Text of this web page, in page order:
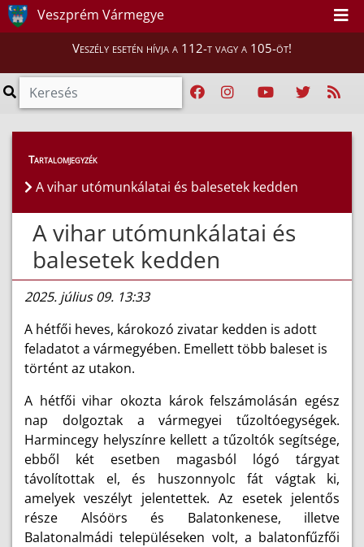
Veszprém Vármegye
Veszély esetén hívja a 112-t vagy a 105-öt!
Híreink > Hírek
Tartalomjegyzék
A vihar utómunkálatai és balesetek kedden
A vihar utómunkálatai és
balesetek kedden
2025. július 09. 13:33
A hétfői heves, károkozó zivatar kedden is adott
feladatot a vármegyében. Emellett több baleset is
történt az utakon.
A hétfői vihar okozta károk felszámolásán egész
nap dolgoztak a vármegyei tűzoltóegységek.
Harmincegy helyszínre kellett a tűzoltók segítsége,
ebből két esetben magasból lógó tárgyat
távolítottak el, és huszonnyolc fát vágtak ki,
amelyek veszélyt jelentettek. Az esetek jelentős
része Alsóörs és Balatonkenese, illetve
Balatonalmádi településeken volt, a balatonfűzfői